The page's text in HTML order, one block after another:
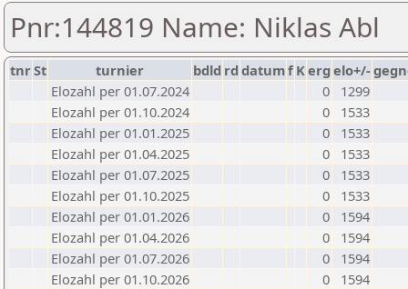
Pnr:144819 Name: Niklas Abl
tnrSt turnier bdld rd datumf Kerg elo+/-
Elozahl per 01.07.2024
0
1299
Elozahl per 01.10.2024
0
1533
Elozahl per 01.01.2025
0
1533
Elozahl per 01.04.2025
0
1533
Elozahl per 01.07.2025
0
1533
Elozahl per 01.10.2025
0
1533
Elozahl per 01.01.2026
0
1594
Elozahl per 01.04.2026
0
1594
Elozahl per 01.07.2026
0
1594
Elozahl per 01.10.2026
0 1594